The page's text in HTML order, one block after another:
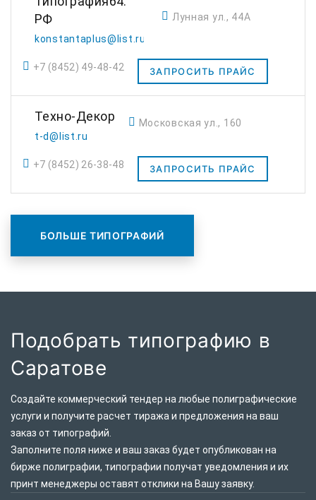
РФ
konstantaplus@list.ru
Лунная ул., 44А
+7 (8452) 49-48-42 ЗАПРОСИТЬ ПРАЙС
Техно-Декор
t-d@list.ru
Московская ул., 160
+7 (8452) 26-38-48 ЗАПРОСИТЬ ПРАЙС
БОЛЬШЕ ТИПОГРАФИЙ
Подобрать типографию в
Саратове
Создайте коммерческий тендер на любые полиграфические
услуги и получите расчет тиража и предложения на ваш
заказ от типографий.
Заполните поля ниже и ваш заказ будет опубликован на
бирже полиграфии, типографии получат уведомления и их
принт менеджеры оставят отклики на Вашу заявку.